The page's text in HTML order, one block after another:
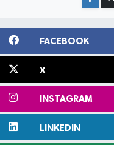
FACEBOOK
X
INSTAGRAM
LINKEDIN